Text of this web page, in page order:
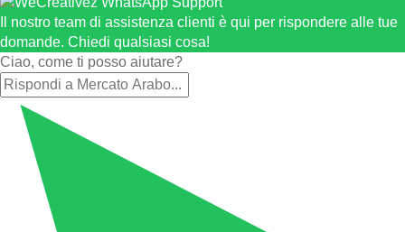
Il nostro team di assistenza clienti è qui per rispondere alle tue
domande. Chiedi qualsiasi cosa!
Ciao, come ti posso aiutare?